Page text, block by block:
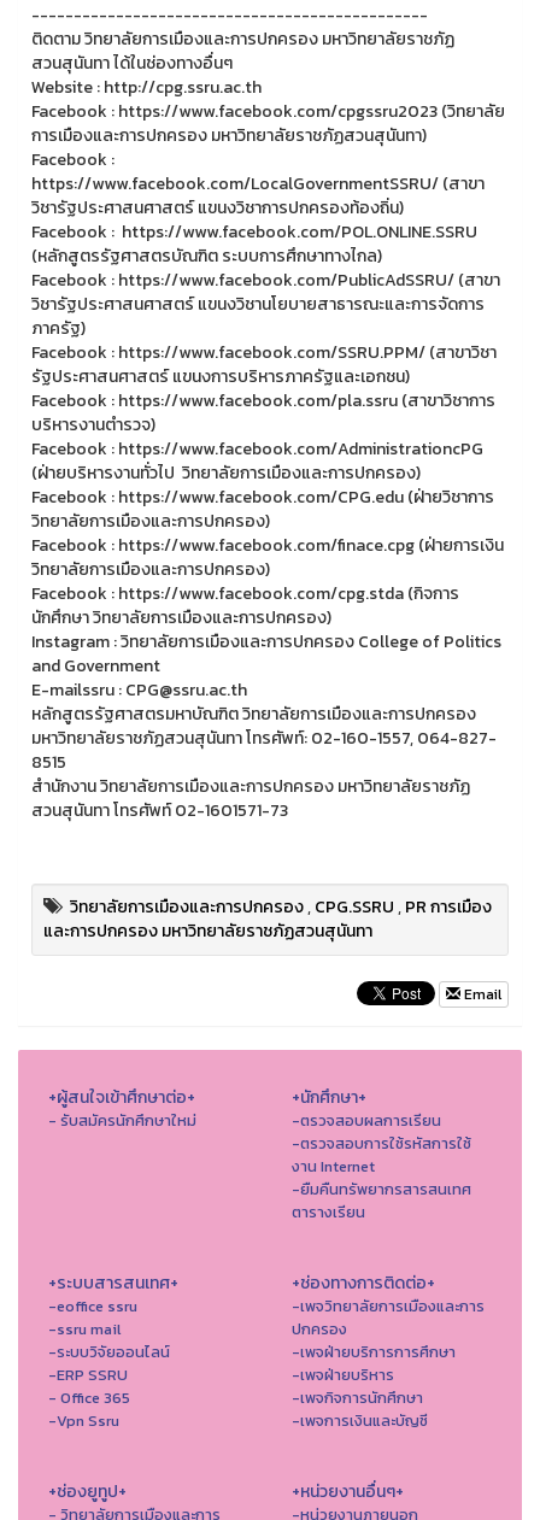
-----------------------------------------------
ติดตาม วิทยาลัยการเมืองและการปกครอง มหาวิทยาลัยราชภัฏ
สวนสุนันทา ได้ในช่องทางอื่นๆ
Website : http://cpg.ssru.ac.th
Facebook : https://www.facebook.com/cpgssru2023 (วิทยาลัย
การเมืองและการปกครอง มหาวิทยาลัยราชภัฏสวนสุนันทา)
Facebook :
https://www.facebook.com/LocalGovernmentSSRU/ (สาขา
วิชารัฐประศาสนศาสตร์ แขนงวิชาการปกครองท้องถิ่น)
Facebook : https://www.facebook.com/POL.ONLINE.SSRU
(หลักสูตรรัฐศาสตรบัณฑิต ระบบการศึกษาทางไกล)
Facebook : https://www.facebook.com/PublicAdSSRU/ (สาขา
วิชารัฐประศาสนศาสตร์ แขนงวิชานโยบายสาธารณะและการจัดการ
ภาครัฐ)
Facebook : https://www.facebook.com/SSRU.PPM/ (สาขาวิชา
รัฐประศาสนศาสตร์ แขนงการบริหารภาครัฐและเอกชน)
Facebook : https://www.facebook.com/pla.ssru (สาขาวิชาการ
บริหารงานตำรวจ)
Facebook : https://www.facebook.com/AdministrationcPG
(ฝ่ายบริหารงานทั่วไป วิทยาลัยการเมืองและการปกครอง)
Facebook : https://www.facebook.com/CPG.edu (ฝ่ายวิชาการ
วิทยาลัยการเมืองและการปกครอง)
Facebook : https://www.facebook.com/finace.cpg (ฝ่ายการเงิน
วิทยาลัยการเมืองและการปกครอง)
Facebook : https://www.facebook.com/cpg.stda (กิจการ
นักศึกษา วิทยาลัยการเมืองและการปกครอง)
Instagram : วิทยาลัยการเมืองและการปกครอง College of Politics
and Government
E-mailssru : CPG@ssru.ac.th
หลักสูตรรัฐศาสตรมหาบัณฑิต วิทยาลัยการเมืองและการปกครอง
มหาวิทยาลัยราชภัฏสวนสุนันทา โทรศัพท์: 02-160-1557, 064-827-
8515
สำนักงาน วิทยาลัยการเมืองและการปกครอง มหาวิทยาลัยราชภัฏ
สวนสุนันทา โทรศัพท์ 02-1601571-73
วิทยาลัยการเมืองและการปกครอง,CPG.SSRU,PR การเมือง
และการปกครอง มหาวิทยาลัยราชภัฏสวนสุนันทา
Email
+ผู้สนใจเข้าศึกษาต่อ+
- รับสมัครนักศึกษาใหม่
+นักศึกษา+
-ตรวจสอบผลการเรียน
-ตรวจสอบการใช้รหัสการใช้
งาน Internet
-ยืมคืนทรัพยากรสารสนเทศ
ตารางเรียน
+ระบบสารสนเทศ+
-eoffice ssru
-ssru mail
-ระบบวิจัยออนไลน์
-ERP SSRU
- Office 365
-Vpn Ssru
+ช่องทางการติดต่อ+
-เพจวิทยาลัยการเมืองและการ
ปกครอง
-เพจฝ่ายบริการการศึกษา
-เพจฝ่ายบริหาร
-เพจกิจการนักศึกษา
-เพจการเงินและบัญชี
+ช่องยูทูป+
- วิทยาลัยการเมืองและการ
+หน่วยงานอื่นๆ+
-หน่วยงานภายนอก